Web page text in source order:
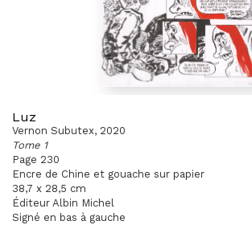
Luz
Vernon Subutex, 2020
Tome 1
Page 230
Encre de Chine et gouache sur papier
38,7 x 28,5 cm
Éditeur Albin Michel
Signé en bas à gauche